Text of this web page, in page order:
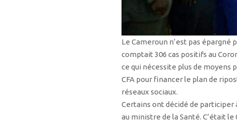
Le Cameroun n’est pas épargné
comptait 306 cas positifs au
ce qui nécessite plus de moyens
CFA pour financer le plan de
réseaux sociaux.
Certains ont décidé de participer
au ministre de la Santé. C’était le